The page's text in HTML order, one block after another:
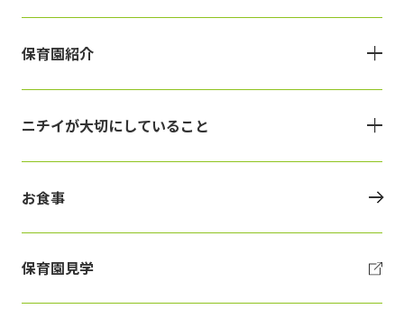
保育園紹介
ニチイが大切にしていること
お食事
保育園見学